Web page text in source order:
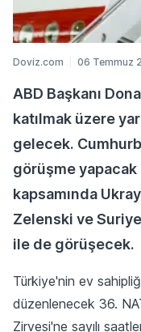
Doviz.com 06 Temmuz
ABD Başkanı
katılmak üzere
gelecek.
görüşme
kapsamında
Zelenski ve
ile de görüşecek.
Türkiye'nin ev
düzenlenecek 36.⁠
Zirvesi'ne sayılı